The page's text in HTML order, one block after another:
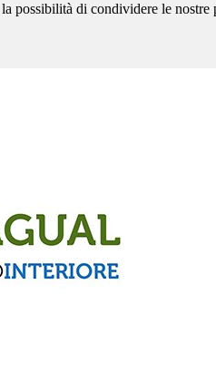
possibilità di condividere le